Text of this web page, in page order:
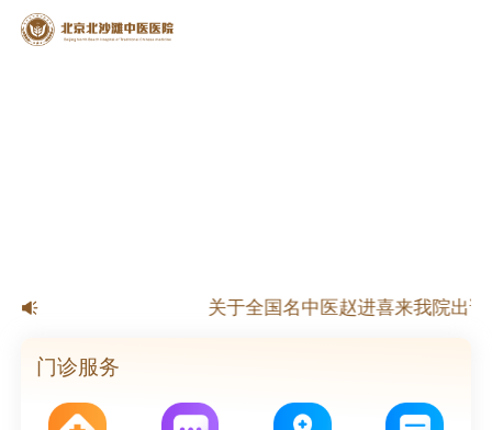
关于全国名中医赵进喜来我院出诊
门诊服务